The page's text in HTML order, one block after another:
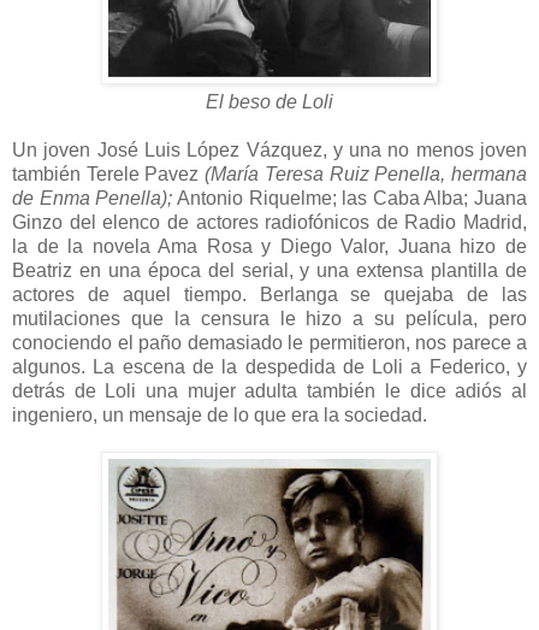
El beso de Loli
Un joven José Luis López Vázquez, y una no menos joven
también Terele Pavez(María Teresa Ruiz Penella, hermana
de Enma Penella); Antonio Riquelme; las Caba Alba; Juana
Ginzo del elenco de actores radiofónicos de Radio Madrid,
la de la novela Ama Rosa y Diego Valor, Juana hizo de
Beatriz en una época del serial, y una extensa plantilla de
actores de aquel tiempo. Berlanga se quejaba de las
mutilaciones que la censura le hizo a su película, pero
conociendo el paño demasiado le permitieron, nos parece a
algunos. La escena de la despedida de Loli a Federico, y
detrás de Loli una mujer adulta también le dice adiós al
ingeniero, un mensaje de lo que era la sociedad.